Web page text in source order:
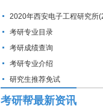
2020年西安电子工程研究所
考研专业目录
考研成绩查询
考研专业介绍
研究生推荐免试
考研帮最新资讯